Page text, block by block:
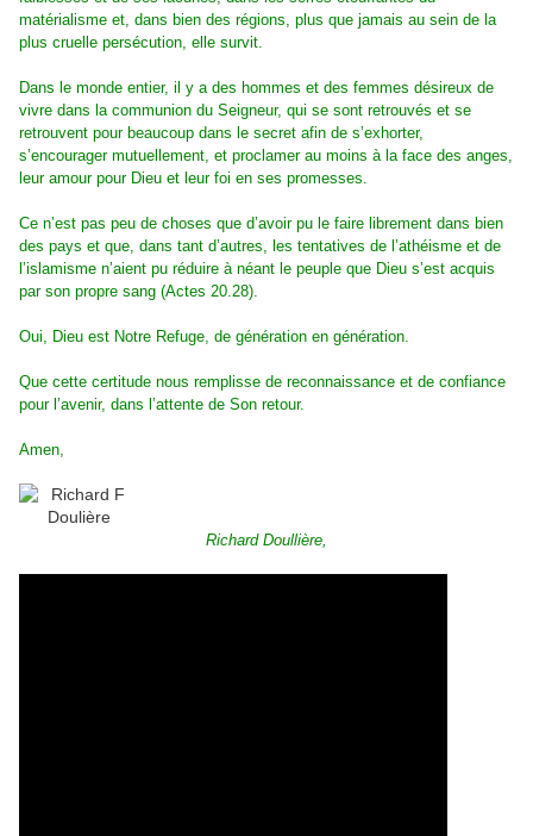
matérialisme et, dans bien des régions, plus que jamais au sein de la
plus cruelle persécution, elle survit.
Dans le monde entier, il y a des hommes et des femmes désireux de
vivre dans la communion du Seigneur, qui se sont retrouvés et se
retrouvent pour beaucoup dans le secret afin de s’exhorter,
s’encourager mutuellement, et proclamer au moins à la face des anges,
leur amour pour Dieu et leur foi en ses promesses.
Ce n’est pas peu de choses que d’avoir pu le faire librement dans bien
des pays et que, dans tant d’autres, les tentatives de l’athéisme et de
l’islamisme n’aient pu réduire à néant le peuple que Dieu s’est acquis
par son propre sang (Actes 20.28).
Oui, Dieu est Notre Refuge, de génération en génération.
Que cette certitude nous remplisse de reconnaissance et de confiance
pour l’avenir, dans l’attente de Son retour.
Amen,
Richard Doullière,